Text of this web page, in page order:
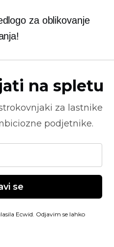
za oblikovanje
na spletu
za lastnike
podjetnike.
se
Ecwid. Odjavim se lahko